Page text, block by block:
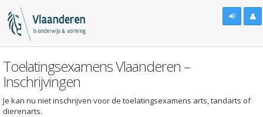
Toelatingsexamens Vlaanderen –
Inschrijvingen
Je kan nu niet inschrijven voor de toelatingsexamens arts, tandarts of
dierenarts.